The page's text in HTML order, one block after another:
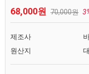
68,000원 70,000원
제조사
원산지